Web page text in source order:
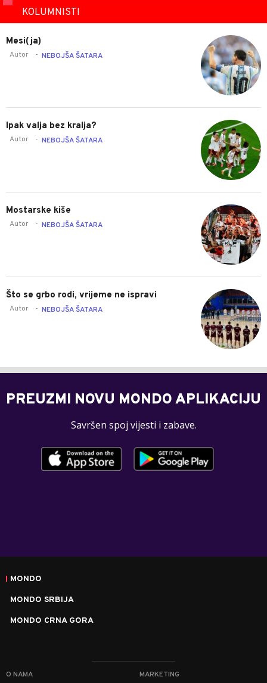
KOLUMNISTI
Autor - NEBOJŠA ŠATARA
Mesi(ja)
Autor - NEBOJŠA ŠATARA
Ipak valja bez kralja?
Autor - NEBOJŠA ŠATARA
Mostarske kiše
Autor - NEBOJŠA ŠATARA
Što se grbo rodi, vrijeme ne ispravi
PREUZMI NOVU MONDO APLIKACIJU
Savršen spoj vijesti i zabave.
MONDO
MONDO SRBIJA
MONDO CRNA GORA
O NAMA MARKETING